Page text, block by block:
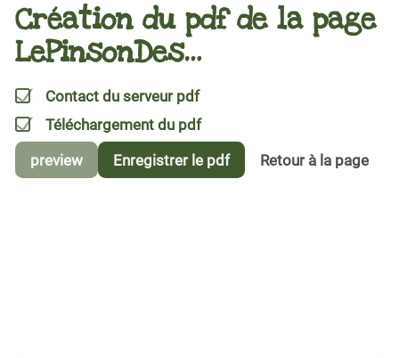
Création du pdf de la page
LePinsonDes…
Contact du serveur pdf
Téléchargement du pdf
preview
Enregistrer le pdf Retour à la page